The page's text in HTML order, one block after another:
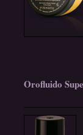
Orofluido